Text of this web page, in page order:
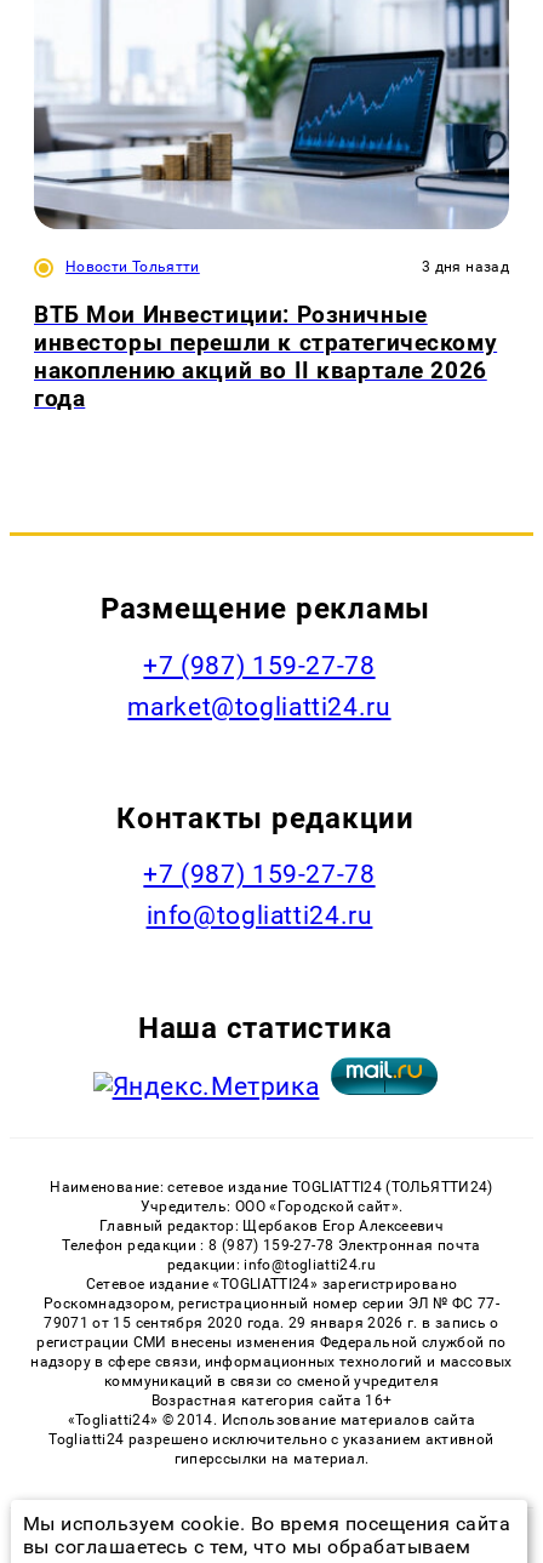
Новости Тольятти 3 дня назад
ВТБ Мои Инвестиции: Розничные
инвесторы перешли к стратегическому
накоплению акций во II квартале 2026
года
Размещение рекламы
+7 (987) 159-27-78
market@togliatti24.ru
Контакты редакции
+7 (987) 159-27-78
info@togliatti24.ru
Наша статистика
Наименование: сетевое издание TOGLIATTI24 (ТОЛЬЯТТИ24)
Учредитель: ООО «Городской сайт».
Главный редактор: Щербаков Егор Алексеевич
Телефон редакции : 8 (987) 159-27-78 Электронная почта
редакции: info@togliatti24.ru
Сетевое издание «TOGLIATTI24» зарегистрировано
Роскомнадзором, регистрационный номер серии ЭЛ № ФС 77-
79071 от 15 сентября 2020 года. 29 января 2026 г. в запись о
регистрации СМИ внесены изменения Федеральной службой по
надзору в сфере связи, информационных технологий и массовых
коммуникаций в связи со сменой учредителя
Возрастная категория сайта 16+
«Togliatti24» © 2014. Использование материалов сайта
Togliatti24 разрешено исключительно с указанием активной
гиперссылки на материал.
© 2026 «Togliatti24» | Все права защищены
Мы используем cookie. Во время посещения сайта
вы соглашаетесь с тем, что мы обрабатываем